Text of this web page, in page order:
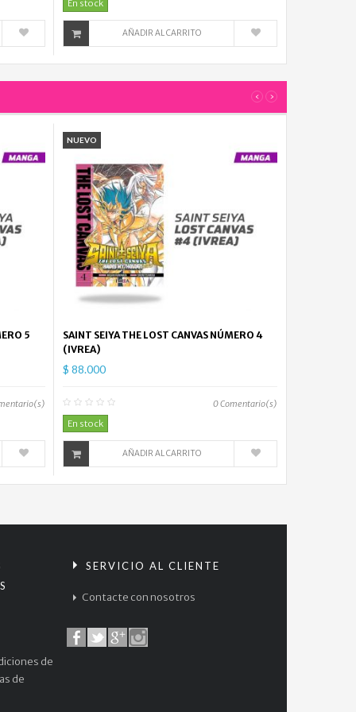
En stock
AÑADIR AL CARRITO
‹ ›
5
NUEVO
SAINT SEIYA THE LOST CANVAS NÚMERO 4
(IVREA)
$ 88.000
0Comentario(s)
En stock
AÑADIR AL CARRITO
de
de
SERVICIO AL CLIENTE
Contacte con nosotros